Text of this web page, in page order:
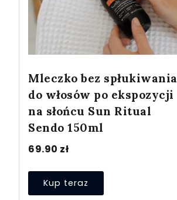
Mleczko bez spłukiwania
do włosów po ekspozycji
na słońcu Sun Ritual
Sendo 150ml
69.90 zł
Kup teraz